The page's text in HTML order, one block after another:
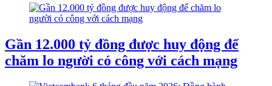
Gần 12.000 tỷ đồng được huy động để
chăm lo người có công với cách mạng